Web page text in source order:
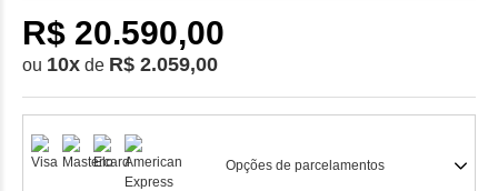
R$ 20.590,00
ou 10x de R$ 2.059,00
Opções de parcelamentos